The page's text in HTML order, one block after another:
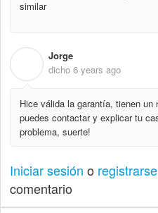
similar
Jorge
dicho 6 years ago
Hice válida la garantía, tienen un
puedes contactar y explicar tu
problema, suerte!
Iniciar sesión o registrarse
comentario